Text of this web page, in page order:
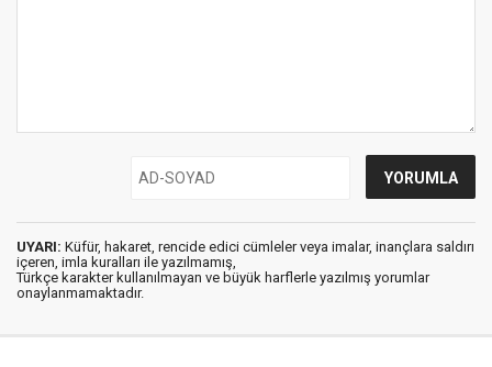
UYARI: Küfür, hakaret, rencide edici cümleler veya imalar, inançlara saldırı
içeren, imla kuralları ile yazılmamış,
Türkçe karakter kullanılmayan ve büyük harflerle yazılmış yorumlar
onaylanmamaktadır.